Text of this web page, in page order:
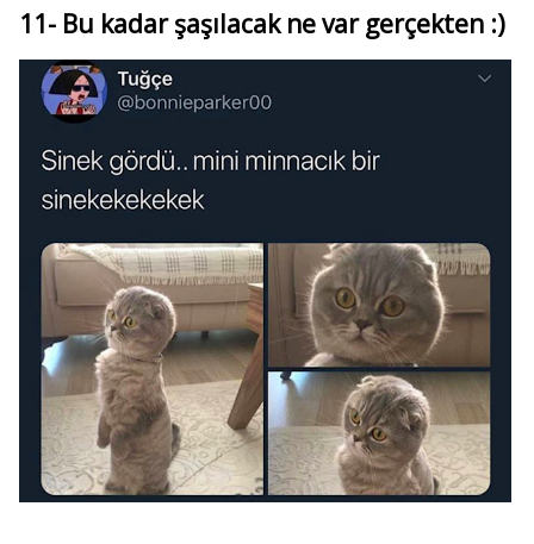
11- Bu kadar şaşılacak ne var gerçekten :)